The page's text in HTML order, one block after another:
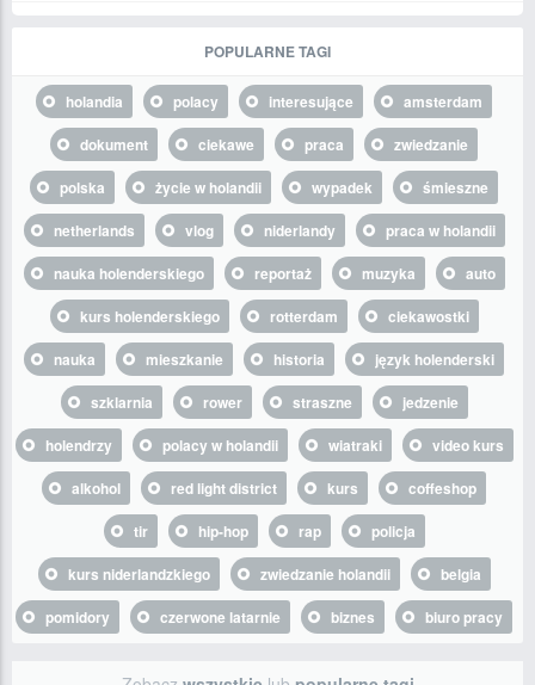
POPULARNE TAGI
holandia polacy interesujące
amsterdam
dokument
ciekawe praca
zwiedzanie
polska
życie w holandii wypadek
śmieszne
netherlands
vlog niderlandy
praca w holandii
nauka holenderskiego
reportaż muzyka
auto
kurs holenderskiego
rotterdam
ciekawostki
nauka
mieszkanie historia
język holenderski
szklarnia
rower straszne
jedzenie
holendrzy
polacy w holandii wiatraki
video kurs
alkohol
red light district kurs
coffeshop
tir
hip-hop rap
policja
kurs niderlandzkiego
zwiedzanie holandii
belgia
pomidory
czerwone latarnie biznes biuro pracy